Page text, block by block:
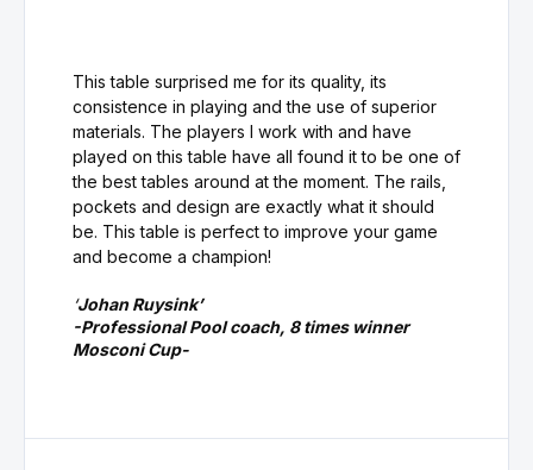
This table surprised me for its quality, its
consistence in playing and the use of superior
materials. The players I work with and have
played on this table have all found it to be one of
the best tables around at the moment. The rails,
pockets and design are exactly what it should
be. This table is perfect to improve your game
and become a champion!
‘Johan Ruysink’
-Professional Pool coach, 8 times winner
Mosconi Cup-